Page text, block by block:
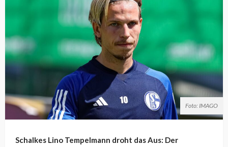
Foto: IMAGO
Schalkes Lino Tempelmann droht das Aus: Der